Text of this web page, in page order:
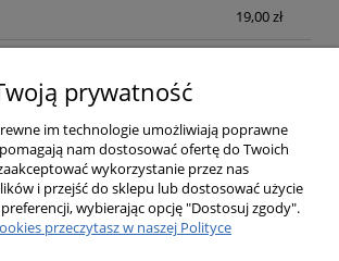
19,00 zł
Pobraniowa
(0)
prywatność
im technologie umożliwiają poprawne
nam dostosować ofertę do Twoich
wykorzystanie przez nas
i przejść do sklepu lub dostosować użycie
wybierając opcję "Dostosuj zgody".
przeczytasz w naszej Polityce